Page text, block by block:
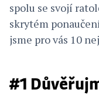
spolu se svojí
skrytém
jsme pro vás 10
#1